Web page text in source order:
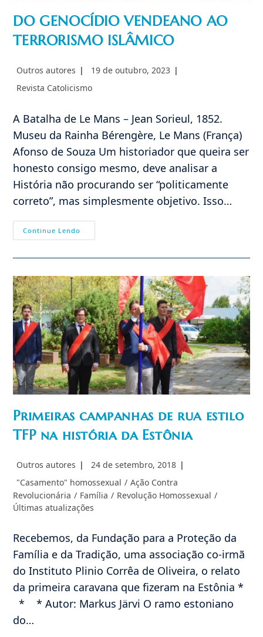
DO GENOCÍDIO VENDEANO AO
TERRORISMO ISLÂMICO
Autor
post:
Outros autores
Post
19 de outubro, 2023
Categoria
Revista Catolicismo
A Batalha de Le Mans – Jean Sorieul, 1852.
Museu da Rainha Bérengère, Le Mans (França)
Afonso de Souza Um historiador que queira ser
honesto consigo mesmo, deve analisar a
História não procurando ser “politicamente
correto”, mas simplesmente objetivo. Isso…
Continue Lendo
GENOCÍDIO
AO
Primeiras campanhas de rua estilo
TFP na história da Estônia
Autor
post:
Outros autores
Post
24 de setembro, 2018
Categoria
do
post:
"Casamento" homossexual / Ação Contra
Revolucionária / Família / Revolução Homossexual /
Últimas atualizações
Recebemos, da Fundação para a Proteção da
Família e da Tradição, uma associação co-irmã
do Instituto Plinio Corrêa de Oliveira, o relato
da primeira caravana que fizeram na Estônia *
* * Autor: Markus Järvi O ramo estoniano
do…